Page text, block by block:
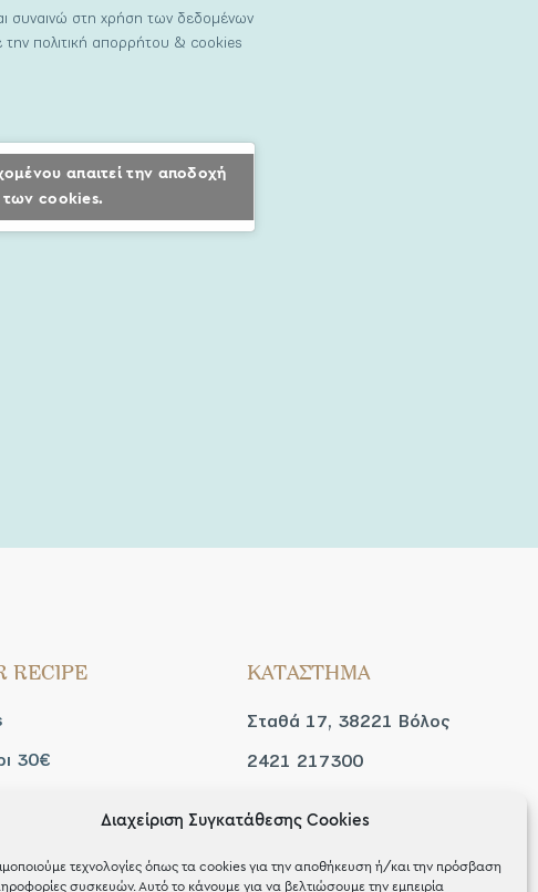
Διαχείριση Συγκατάθεσης Cookies
τεχνολογίες όπως τα cookies για την αποθήκευση ή/και την πρόσβαση
συσκευών. Αυτό το κάνουμε για να βελτιώσουμε την εμπειρία
συναινώ στη χρήση των δεδομένων
πολιτική απορρήτου & cookies
απαιτεί την αποδοχή
cookies.
RECIPE
30€
ΚΑΤΑΣΤΗΜΑ
Σταθά 17, 38221 Βόλος
2421 217300
Τριτ / Πεμ / Παρ: 09:00 -